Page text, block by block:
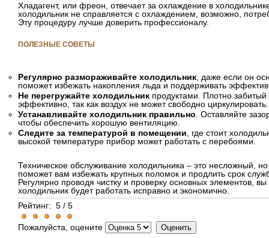
Хладагент, или фреон, отвечает за охлаждение в
холодильник не справляется с охлаждением, возможно,
Эту процедуру лучше доверить профессионалу.
ПОЛЕЗНЫЕ СОВЕТЫ
Регулярно размораживайте холодильник , даже если он
поможет избежать накопления льда и поддерживать
Не перегружайте холодильник продуктами. Плотно
эффективно, так как воздух не может свободно циркулировать.
Устанавливайте холодильник правильно . Оставляйте
чтобы обеспечить хорошую вентиляцию.
Следите за температурой в помещении , где стоит
высокой температуре прибор может работать с перебоями.
Техническое обслуживание холодильника – это несложный,
поможет вам избежать крупных поломок и продлить срок
Регулярно проводя чистку и проверку основных элементов,
холодильник будет работать исправно и экономично.
Рейтинг: 5 / 5
Пожалуйста, оцените